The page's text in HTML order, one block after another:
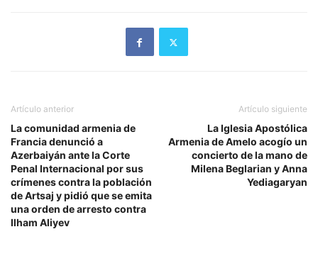
Artículo anterior
La comunidad armenia de
Francia denunció a
Azerbaiyán ante la Corte
Penal Internacional por sus
crímenes contra la población
de Artsaj y pidió que se emita
una orden de arresto contra
Ilham Aliyev
Artículo siguiente
La Iglesia Apostólica
Armenia de Amelo acogío un
concierto de la mano de
Milena Beglarian y Anna
Yediagaryan